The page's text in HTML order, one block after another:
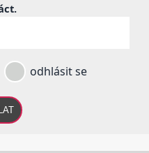
.
odhlásit se